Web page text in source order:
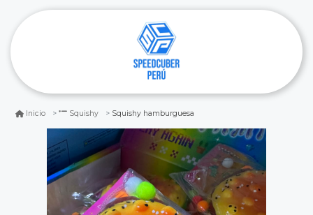
Inicio Squishy Squishy hamburguesa